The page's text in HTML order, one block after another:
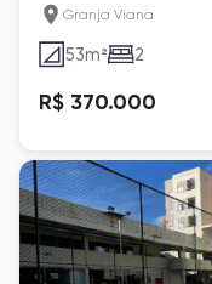
Granja Viana
53m² 2
R$ 370.000